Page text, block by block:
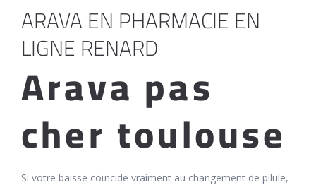
ARAVA EN PHARMACIE EN
LIGNE RENARD
Arava pas
cher toulouse
Si votre baisse coïncide vraiment au changement de pilule,